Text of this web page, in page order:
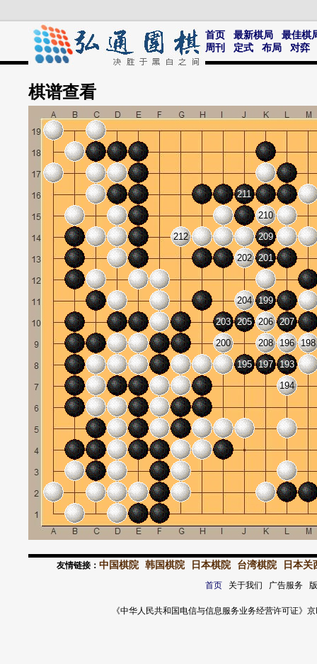
首页 最新棋局
最佳棋
周刊
定式 布局 对弈
棋谱查看
193
194
195
196
197
198
199
200
201
202
203
204
205 206 207
208
209
210
211
212
友情链接： 中国棋院 韩国棋院 日本棋院 台湾棋院 日本关
首页关于我们 广告服务
《中华人民共和国电信与信息服务业务经营许可证